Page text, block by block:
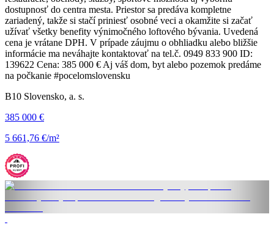
dostupnosť do centra mesta. Priestor sa predáva kompletne
zariadený, takže si stačí priniesť osobné veci a okamžite si začať
užívať všetky benefity výnimočného loftového bývania. Uvedená
cena je vrátane DPH. V prípade záujmu o obhliadku alebo bližšie
informácie ma neváhajte kontaktovať na tel.č. 0949 833 900 ID:
139622 Cena: 385 000 € Aj váš dom, byt alebo pozemok predáme
na počkanie #pocelomslovensku
B10 Slovensko, a. s.
385 000 €
5 661,76 €/m²